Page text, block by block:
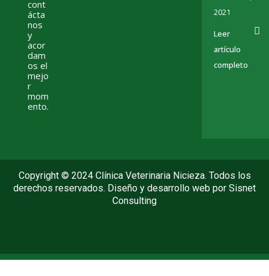
cont
ácta
nos
y
acor
dam
os el
mejo
r
mom
ento.
2021
Leer
artículo
completo
Copyright © 2024 Clínica Veterinaria Nicieza. Todos los
derechos reservados. Diseño y desarrollo web por Sisnet
Consulting